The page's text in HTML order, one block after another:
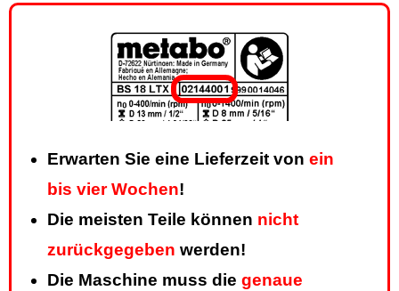
Erwarten Sie eine Lieferzeit von ein
bis vier Wochen!
Die meisten Teile können nicht
zurückgegeben werden!
Die Maschine muss die genaue